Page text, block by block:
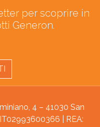
per scoprire in
Generon.
4 – 41030 San
| REA: